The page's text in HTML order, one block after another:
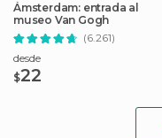
Ámsterdam: entrada al
museo Van Gogh
(6.261)
desde
$22